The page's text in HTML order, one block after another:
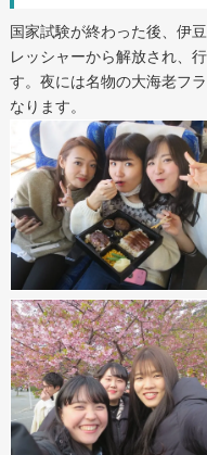
国家試験が終わった後、伊
レッシャーから解放され、
す。夜には名物の大海老フ
なります。